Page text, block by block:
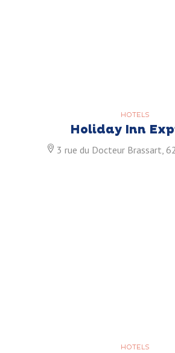
HOTELS
Holiday Inn
3 rue du Docteur Brassart,
HOTELS